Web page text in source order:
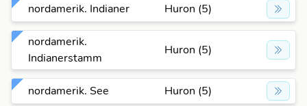
nordamerik. Indianer Huron (5)
nordamerik.
Indianerstamm
Huron (5)
nordamerik. See Huron (5)